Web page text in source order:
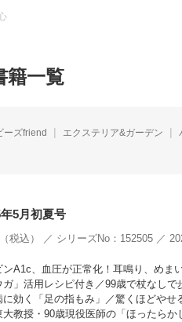
籍一覧
ーズfriend エクステリア&ガーデン
5月初夏号
税込） ／ シリーズNo：152505 ／
A1c、血圧が正常化！耳鳴り、めま
ガ」活用レシピ付き／99歳で杖なし
に効く「足の指もみ」／驚くほどや
教授・90歳現役医師の「ほったらか